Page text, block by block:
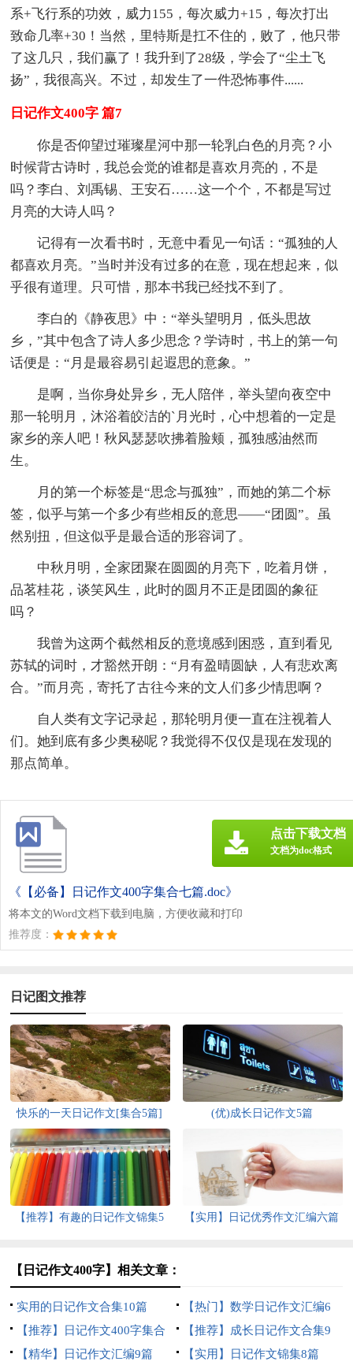
系+飞行系的功效，威力155，每次威力+15，每次打出
致命几率+30！当然，里特斯是扛不住的，败了，他只带
了这几只，我们赢了！我升到了28级，学会了“尘土飞
扬”，我很高兴。不过，却发生了一件恐怖事件......
日记作文400字 篇7
你是否仰望过璀璨星河中那一轮乳白色的月亮？小
时候背古诗时，我总会觉的谁都是喜欢月亮的，不是
吗？李白、刘禹锡、王安石……这一个个，不都是写过
月亮的大诗人吗？
记得有一次看书时，无意中看见一句话：“孤独的人
都喜欢月亮。”当时并没有过多的在意，现在想起来，似
乎很有道理。只可惜，那本书我已经找不到了。
李白的《静夜思》中：“举头望明月，低头思故
乡，”其中包含了诗人多少思念？学诗时，书上的第一句
话便是：“月是最容易引起遐思的意象。”
是啊，当你身处异乡，无人陪伴，举头望向夜空中
那一轮明月，沐浴着皎洁的`月光时，心中想着的一定是
家乡的亲人吧！秋风瑟瑟吹拂着脸颊，孤独感油然而
生。
月的第一个标签是“思念与孤独”，而她的第二个标
签，似乎与第一个多少有些相反的意思——“团圆”。虽
然别扭，但这似乎是最合适的形容词了。
中秋月明，全家团聚在圆圆的月亮下，吃着月饼，
品茗桂花，谈笑风生，此时的圆月不正是团圆的象征
吗？
我曾为这两个截然相反的意境感到困惑，直到看见
苏轼的词时，才豁然开朗：“月有盈晴圆缺，人有悲欢离
合。”而月亮，寄托了古往今来的文人们多少情思啊？
自人类有文字记录起，那轮明月便一直在注视着人
们。她到底有多少奥秘呢？我觉得不仅仅是现在发现的
那点简单。
《【必备】日记作文400字集合七篇.doc》
将本文的Word文档下载到电脑，方便收藏和打印
推荐度：
点击下载文档
文档为doc格式
日记图文推荐
快乐的一天日记作文[集合5篇] (优)成长日记作文5篇
【推荐】有趣的日记作文锦集5
【实用】日记优秀作文汇编六篇
【日记作文400字】相关文章：
实用的日记作文合集10篇
【热门】数学日记作文汇编6
篇
【推荐】日记作文400字集合
十篇
【推荐】成长日记作文合集9
篇
【精华】日记作文汇编9篇 【实用】日记作文锦集8篇